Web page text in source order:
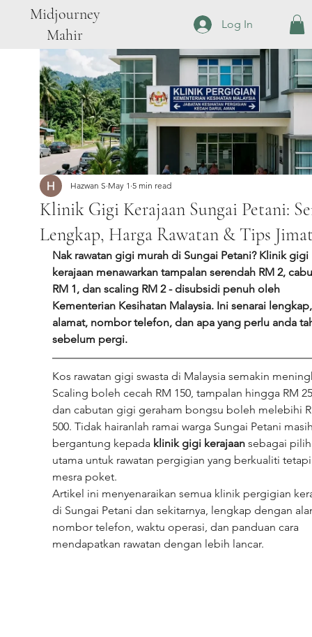
Midjourney
Mahir
Log In
Klinik Gigi Kerajaan Sungai Petani:
Lengkap, Harga Rawatan & Tips
Hazwan S May 1 5 min read
Nak rawatan gigi murah di Sungai Petani? Klinik gigi
kerajaan menawarkan tampalan serendah RM 2,
RM 1, dan scaling RM 2 - disubsidi penuh oleh
Kementerian Kesihatan Malaysia. Ini senarai
alamat, nombor telefon, dan apa yang perlu anda
sebelum pergi.
Kos rawatan gigi swasta di Malaysia semakin
Scaling boleh cecah RM 150, tampalan hingga RM
dan cabutan gigi geraham bongsu boleh melebihi
500. Tidak hairanlah ramai warga Sungai Petani
bergantung kepada klinik gigi kerajaan sebagai
utama untuk rawatan pergigian yang berkualiti
mesra poket.
Artikel ini menyenaraikan semua klinik pergigian
di Sungai Petani dan sekitarnya, lengkap dengan
nombor telefon, waktu operasi, dan panduan cara
mendapatkan rawatan dengan lebih lancar.